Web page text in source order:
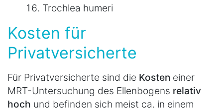
Trochlea humeri
Kosten für
Privatversicherte
Für Privatversicherte sind die Kosten einer
MRT-Untersuchung des Ellenbogens relativ
hoch und befinden sich meist ca. in einem